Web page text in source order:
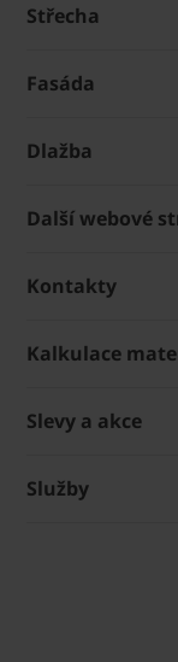
Střecha
Fasáda
Dlažba
Další webové
Kontakty
Kalkulace
Slevy a akce
Služby